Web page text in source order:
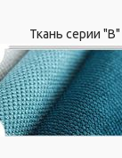
Ткань серии "В"